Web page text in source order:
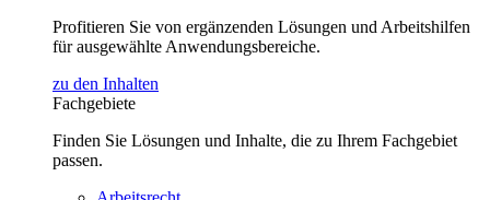
Profitieren Sie von ergänzenden Lösungen und Arbeitshilfen
für ausgewählte Anwendungsbereiche.
zu den Inhalten
Fachgebiete
Finden Sie Lösungen und Inhalte, die zu Ihrem Fachgebiet
passen.